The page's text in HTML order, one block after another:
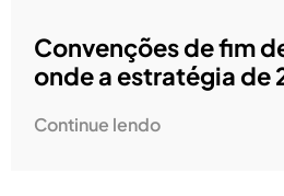
Convenções de fim
onde a estratégia de
Continue lendo